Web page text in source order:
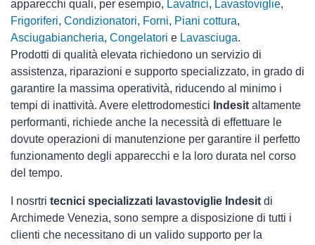
apparecchi quali, per esempio, Lavatrici, Lavastoviglie,
Frigoriferi, Condizionatori, Forni, Piani cottura,
Asciugabiancheria, Congelatori e Lavasciuga.
Prodotti di qualità elevata richiedono un servizio di
assistenza, riparazioni e supporto specializzato, in grado di
garantire la massima operatività, riducendo al minimo i
tempi di inattività. Avere elettrodomestici Indesit altamente
performanti, richiede anche la necessità di effettuare le
dovute operazioni di manutenzione per garantire il perfetto
funzionamento degli apparecchi e la loro durata nel corso
del tempo.
I nosrtri tecnici specializzati lavastoviglie Indesit di
Archimede Venezia, sono sempre a disposizione di tutti i
clienti che necessitano di un valido supporto per la